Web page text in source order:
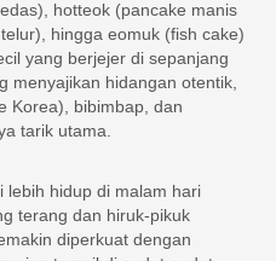
hotteok (pancake manis
hingga eomuk (fish cake)
yang berjejer di sepanjang
menyajikan hidangan otentik,
Korea), bibimbap, dan
tarik utama.
lebih hidup di malam hari
terang dan hiruk-pikuk
diperkuat dengan